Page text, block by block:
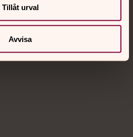
Tillåt urval
Avvisa
och nätter.